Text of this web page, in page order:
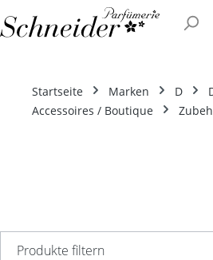
Zum Hauptinhalt springen
Startseite Marken D
Accessoires / Boutique
Produkte filtern